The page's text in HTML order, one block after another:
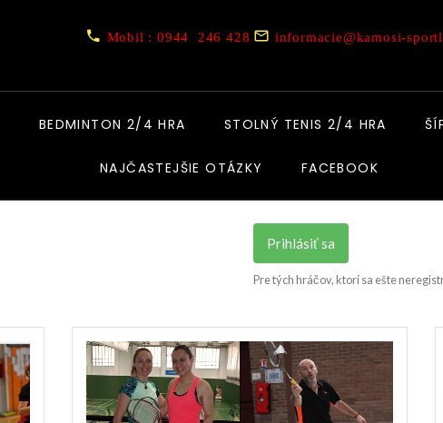
Mobil : 0944 246 428 informacie@kamosi-
BEDMINTON 2/4 HRA STOLNÝ TENIS 2/4 HRA
NAJČASTEJŠIE OTÁZKY FACEBOOK
Prihlásiť sa
Pre tých hráčov, ktorí sa ešte